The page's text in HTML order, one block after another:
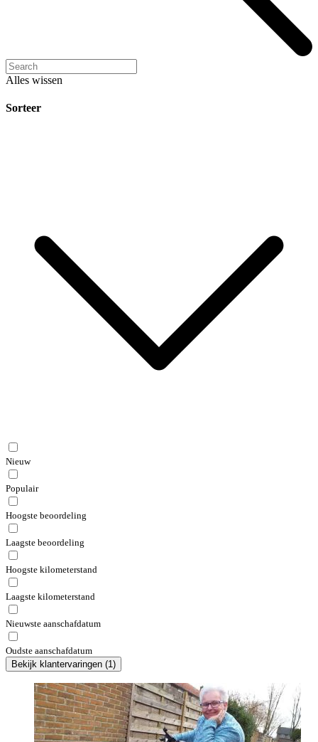
Alles wissen
Sorteer
Nieuw
Populair
Hoogste beoordeling
Laagste beoordeling
Hoogste kilometerstand
Laagste kilometerstand
Nieuwste aanschafdatum
Oudste aanschafdatum
Bekijk klantervaringen (1)